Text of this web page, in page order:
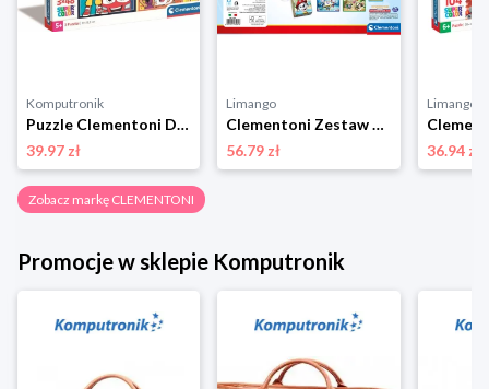
Komputronik
Puzzle Clementoni Disney Firebuds 3 x 48 el. 25283
39.97 zł
Limango
Clementoni Zestaw gier "Psi Patrol" - 3+ rozmiar: onesize
56.79 zł
Limango
36.94 zł
Zobacz markę CLEMENTONI
Promocje w sklepie Komputronik